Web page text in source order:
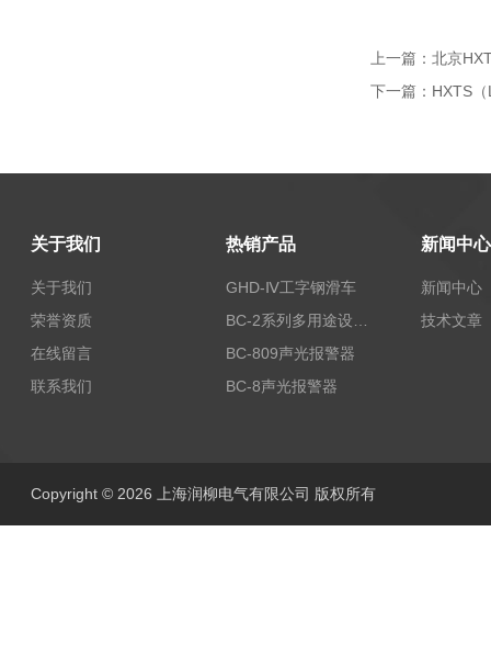
上一篇： 北京
下一篇： HXTS
关于我们
关于我们
荣誉资质
在线留言
联系我们
热销产品
GHD-Ⅳ工字钢滑车
BC-2系列多用途设备报警器
BC-809声光报警器
BC-8声光报警器
新闻中心
新闻中心
技术文章
Copyright © 2026 上海润柳电气有限公司 版权所有